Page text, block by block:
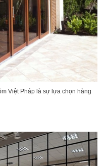
Việt Pháp là sự lựa chọn hàng